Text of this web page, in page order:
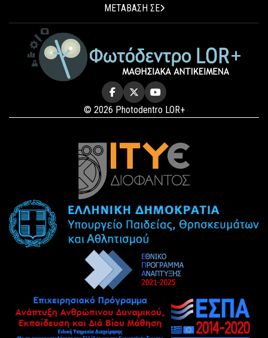
ΜΕΤΑΒΑΣΗ ΣΕ
© 2026 Photodentro LOR+